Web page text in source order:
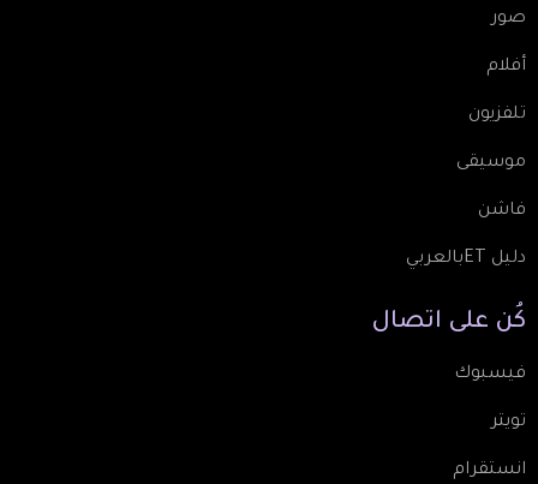
صور
أفلام
تلفزيون
موسيقى
فاشن
دليل ETبالعربي
كُن على اتصال
فيسبوك
تويتر
انستقرام